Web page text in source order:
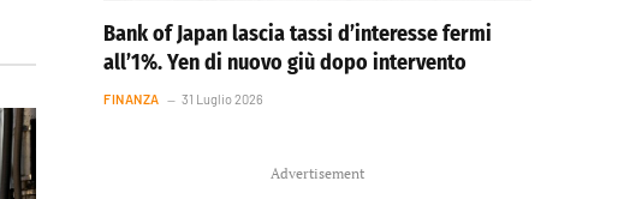
Bank of Japan lascia tassi d’interesse fermi
all’1%. Yen di nuovo giù dopo intervento
FINANZA 31 Luglio 2026
Advertisement